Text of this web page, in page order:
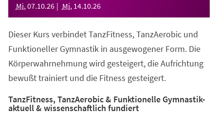
Mi, 07.10.26 Mi, 14.10.26
Dieser Kurs verbindet TanzFitness, TanzAerobic und
Funktioneller Gymnastik in ausgewogener Form. Die
Körperwahrnehmung wird gesteigert, die Aufrichtung
bewußt trainiert und die Fitness gesteigert.
TanzFitness, TanzAerobic & Funktionelle Gymnastik-
aktuell & wissenschaftlich fundiert